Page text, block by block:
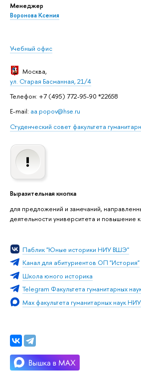
Менеджер
Воронова Ксения
Учебный офис
Москва,
ул. Старая Басманная, 21/4
Телефон: +7 (495) 772-95-90 *22658
E-mail: aa.popov@hse.ru
Студенческий совет факультета
Выразительная кнопка
для предложений и замечаний,
деятельности университета и повышение
Паблик "Юные историки НИУ ВШЭ"
Канал для абитуриентов ОП "История"
Школа юного историка
Telegram Факультета гуманитарных
Max факультета гуманитарных наук